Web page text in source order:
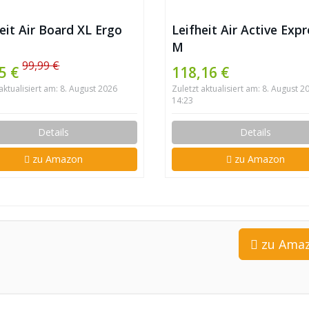
Air Board XL Ergo
€99,99 €
am: 8. August 2026
Details
zu Amazon
Leifheit Air Active
M
118,16 €
Zuletzt aktualisiert am: 8. August
14:23
Details
zu Amazon
zu